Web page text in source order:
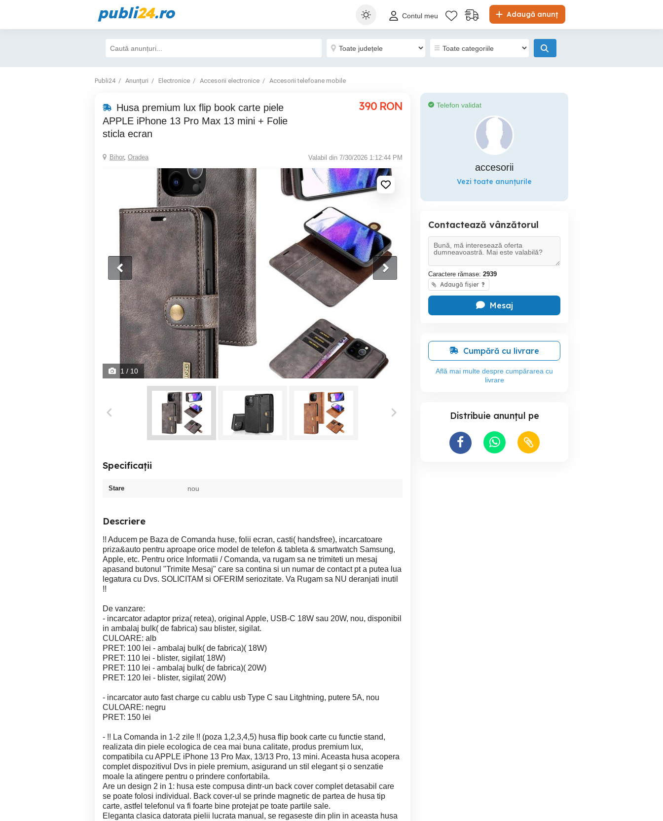
publi24.ro Adaugă anunț
Contul meu
Publi24 Anunțuri Electronice Accesorii electronice Accesorii telefoane mobile
Husa premium lux flip book carte piele
APPLE iPhone 13 Pro Max 13 mini + Folie
sticla ecran
390 RON
Bihor, Oradea Valabil din 7/30/2026 1:12:44 PM
1 / 10
Specificații
Stare nou
Descriere
!! Aducem pe Baza de Comanda huse, folii ecran, casti( handsfree), incarcatoare
priza&auto pentru aproape orice model de telefon & tableta & smartwatch Samsung,
Apple, etc. Pentru orice Informatii / Comanda, va rugam sa ne trimiteti un mesaj
apasand butonul "Trimite Mesaj" care sa contina si un numar de contact pt a putea lua
legatura cu Dvs. SOLICITAM si OFERIM seriozitate. Va Rugam sa NU deranjati inutil
!!
De vanzare:
- incarcator adaptor priza( retea), original Apple, USB-C 18W sau 20W, nou, disponibil
in ambalaj bulk( de fabrica) sau blister, sigilat.
CULOARE: alb
PRET: 100 lei - ambalaj bulk( de fabrica)( 18W)
PRET: 110 lei - blister, sigilat( 18W)
PRET: 110 lei - ambalaj bulk( de fabrica)( 20W)
PRET: 120 lei - blister, sigilat( 20W)
- incarcator auto fast charge cu cablu usb Type C sau Litghtning, putere 5A, nou
CULOARE: negru
PRET: 150 lei
- !! La Comanda in 1-2 zile !! (poza 1,2,3,4,5) husa flip book carte cu functie stand,
realizata din piele ecologica de cea mai buna calitate, produs premium lux,
compatibila cu APPLE iPhone 13 Pro Max, 13/13 Pro, 13 mini. Aceasta husa acopera
complet dispozitivul Dvs in piele premium, asigurand un stil elegant și o senzatie
moale la atingere pentru o prindere confortabila.
Are un design 2 in 1: husa este compusa dintr-un back cover complet detasabil care
se poate folosi individual. Back cover-ul se prinde magnetic de partea de husa tip
carte, astfel telefonul va fi foarte bine protejat pe toate partile sale.
Eleganta clasica datorata pielii lucrata manual, se regaseste din plin in aceasta husa
Telefon validat
accesorii
Vezi toate anunțurile
Contactează vânzătorul
Caractere rămase: 2939
Adaugă fișier ?
Mesaj
Cumpără cu livrare
Află mai multe despre cumpărarea cu
livrare
Distribuie anunțul pe